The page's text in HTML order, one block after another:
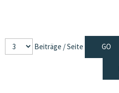
Beiträge / Seite